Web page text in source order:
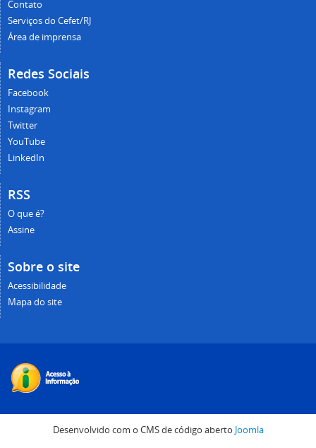
Contato
Serviços do Cefet/RJ
Área de imprensa
Redes Sociais
Facebook
Instagram
Twitter
YouTube
LinkedIn
RSS
O que é?
Assine
Sobre o site
Acessibilidade
Mapa do site
Desenvolvido com o CMS de código aberto Joomla